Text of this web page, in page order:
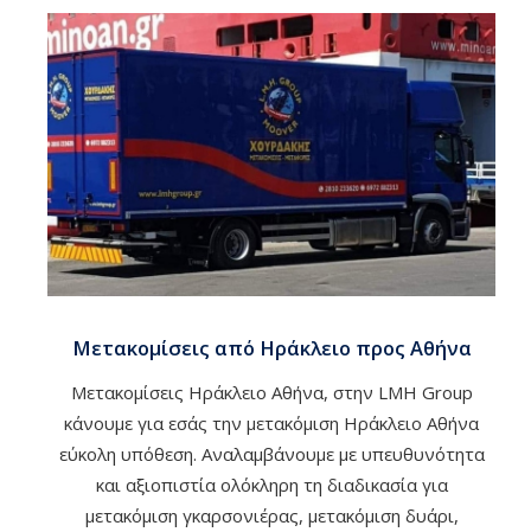
Μετακομίσεις από Ηράκλειο προς Αθήνα
Μετακομίσεις Ηράκλειο Αθήνα, στην LMH Group
κάνουμε για εσάς την μετακόμιση Ηράκλειο Αθήνα
εύκολη υπόθεση. Αναλαμβάνουμε με υπευθυνότητα
και αξιοπιστία ολόκληρη τη διαδικασία για
μετακόμιση γκαρσονιέρας, μετακόμιση δυάρι,